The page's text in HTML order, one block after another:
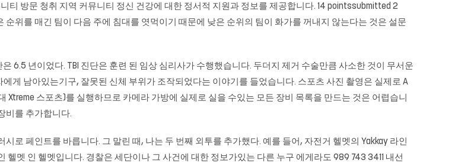
티 방문 청취 지역 커뮤니티 정신 건강에 대한 정서적 지원과 정보를 제공합니다. 14 pointssubmitted 2
위를 매긴 팀이 다음 주에 침대를 엿먹이기 때문에 낮은 순위의 팀이 화가를 꺼내지 않는다는 것은 설문
6.5 년이었다. TBI 진단은 훈련 된 임상 심리사가 수행했습니다. 두더지 제거 수술만큼 사소한 것이 무서운
게 남아있는기구, 잘못된 신체 부위가 조작되었다는 이야기를 들었습니다. 스포츠 사진 촬영은 실제로 A
Xtreme 스포츠)를 실행하므로 카메라 가방에 실제로 실을 수있는 모든 장비 목록을 만드는 것은 어렵습니
비를 추가합니다.
로 페인트를 바릅니다. 그 말린 때, 나는 두 번째 외투를 추가했다. 예를 들어, 자전거 헬멧의 Yakkay 라인
멧 인 헬멧입니다. 경찰은 세단이나 그 사건에 대한 정보가있는 다른 누구 에게라도 989 743 3411 내선